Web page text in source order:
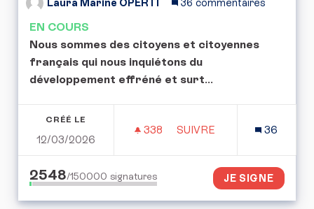
Laura Marine OPERTI 36 commentaires
EN COURS
Nous sommes des citoyens et citoyennes
français qui nous inquiétons du
développement effréné et surt...
CRÉÉ LE
12/03/2026
338 338 ABONNÉS
SUIVRE
36
2548/150000 signatures JE SIGNE